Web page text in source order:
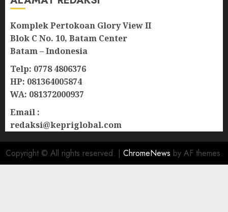
Komplek Pertokoan Glory View II
Blok C No. 10, Batam Center
Batam – Indonesia
Telp: 0778 4806376
HP: 081364005874
WA: 081372000937
Email :
redaksi@kepriglobal.com
Copyright © All rights reserved. | ChromeNews by AF themes.